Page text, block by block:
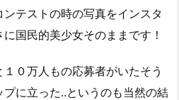
テストの時の写真をインスタ
国民的美少女そのままです！
０万人もの応募者がいたそう
に立った..というのも当然の結